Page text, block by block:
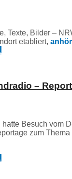
Texte, Bilder –
etabliert,
–
hatte Besuch vom
zum